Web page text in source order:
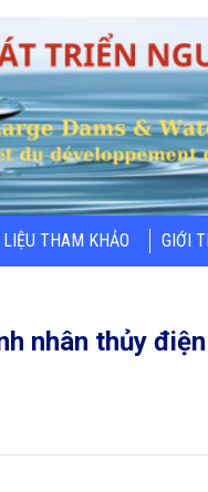
THAM KHẢO GIỚI
nhân thủy